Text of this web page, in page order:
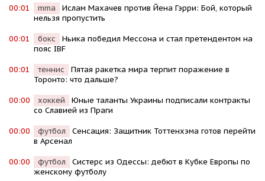
00:01 mma
Ислам Махачев против Йена Гэрри: Бой, который
нельзя пропустить
00:01 бокс
Ньика победил Мессона и стал претендентом на
пояс IBF
00:01 теннис
Пятая ракетка мира терпит поражение в
Торонто: что дальше?
00:00 хоккей
Юные таланты Украины подписали контракты
со Славией из Праги
00:00 футбол
Сенсация: Защитник Тоттенхэма готов перейти
в Арсенал
00:00 футбол
Систерс из Одессы: дебют в Кубке Европы по
женскому футболу